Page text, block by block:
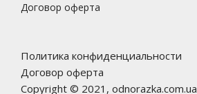
Договор оферта
Политика конфиденциальности
Договор оферта
Copyright © 2021, odnorazka.com.ua